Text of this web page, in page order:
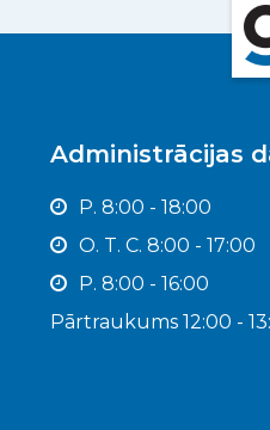
Administrācijas
P. 8:00 - 18:00
O. T. C. 8:00 - 17:00
P. 8:00 - 16:00
Pārtraukums 12:00 -